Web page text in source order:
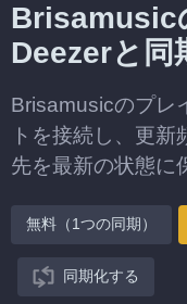
Brisamusic
Deezerと同
Brisamusicのプレ
トを接続し、更
先を最新の状態に
無料（1つの同期）
同期化する